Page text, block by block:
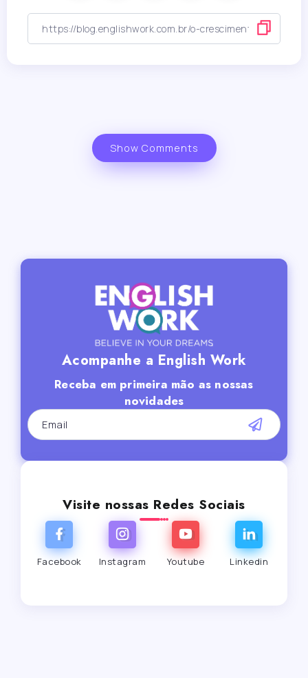
Show Comments
Acompanhe a English Work
Receba em primeira mão as nossas
novidades
Visite nossas Redes Sociais
Facebook Instagram Youtube Linkedin